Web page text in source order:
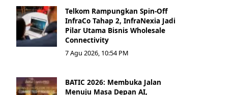
Telkom Rampungkan Spin-Off
InfraCo Tahap 2, InfraNexia Jadi
Pilar Utama Bisnis Wholesale
Connectivity
7 Agu 2026, 10:54 PM
BATIC 2026: Membuka Jalan
Menuju Masa Depan AI,